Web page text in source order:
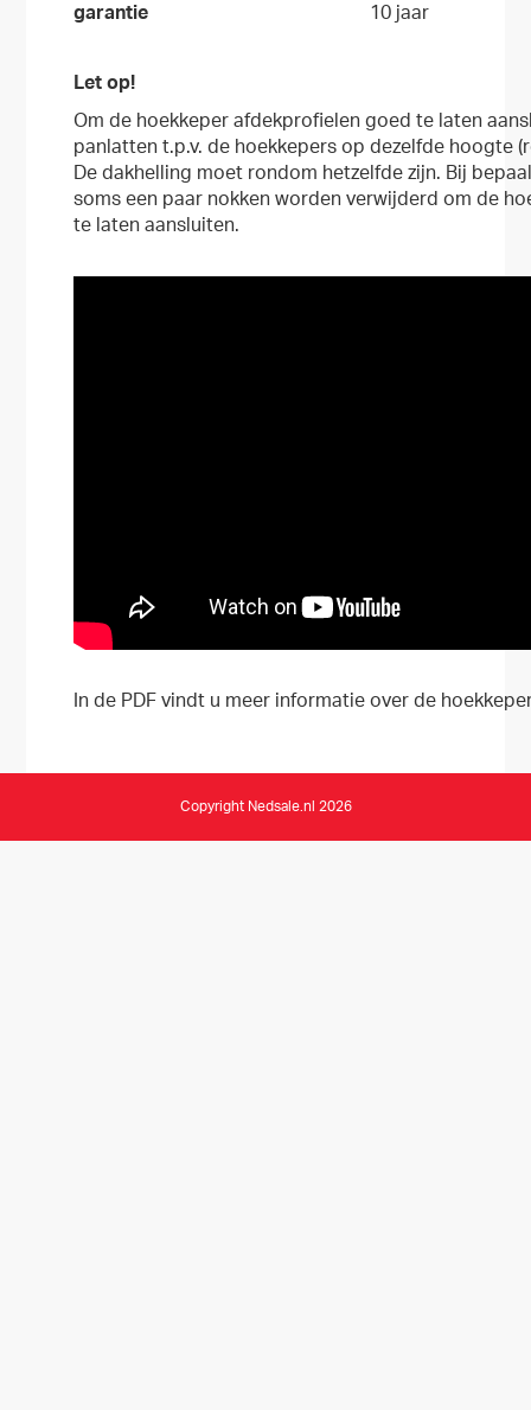
garantie
10 jaar
Let op!
Om de hoekkeper afdekprofielen goed te laten
panlatten t.p.v. de hoekkepers op dezelfde hoogte
De dakhelling moet rondom hetzelfde zijn. Bij
soms een paar nokken worden verwijderd om de
te laten aansluiten.
In de PDF vindt u meer informatie over de
Copyright Nedsale.nl 2026